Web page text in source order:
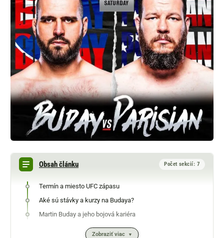
Obsah článku Počet sekcií: 7
Termín a miesto UFC zápasu
Aké sú stávky a kurzy na Budaya?
Martin Buday a jeho bojová kariéra
Zobraziť viac